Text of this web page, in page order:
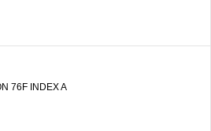
76F INDEX A